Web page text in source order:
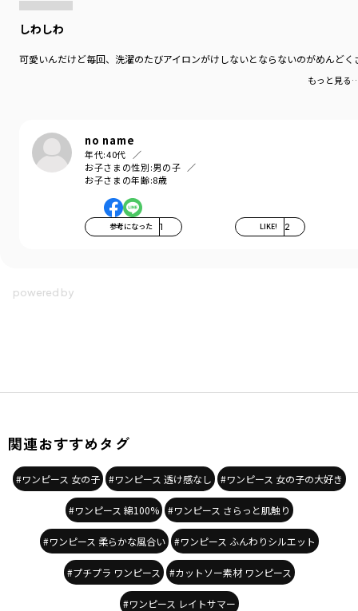
しわしわ
可愛いんだけど毎回、洗濯のたびアイロンがけしないとならないのがめんどく
もっと見る
no name
年代:40代
お子さまの性別:男の子
お子さまの年齢:8歳
参考になった 1 LIKE! 2
関連おすすめタグ
#ワンピース 女の子 #ワンピース 透け感なし #ワンピース 女の子の大好き
#ワンピース 綿100% #ワンピース さらっと肌触り
#ワンピース 柔らかな風合い #ワンピース ふんわりシルエット
#プチプラ ワンピース #カットソー素材 ワンピース
#ワンピース レイトサマー